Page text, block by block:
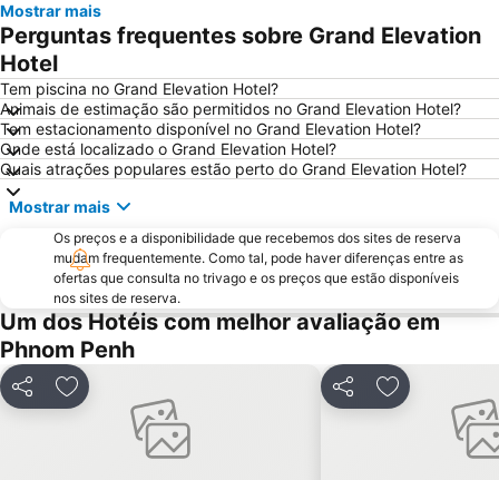
Mostrar mais
Perguntas frequentes sobre Grand Elevation
Hotel
Tem piscina no Grand Elevation Hotel?
Animais de estimação são permitidos no Grand Elevation Hotel?
Tem estacionamento disponível no Grand Elevation Hotel?
Onde está localizado o Grand Elevation Hotel?
Quais atrações populares estão perto do Grand Elevation Hotel?
Mostrar mais
Os preços e a disponibilidade que recebemos dos sites de reserva
mudam frequentemente. Como tal, pode haver diferenças entre as
ofertas que consulta no trivago e os preços que estão disponíveis
nos sites de reserva.
Um dos Hotéis com melhor avaliação em
Phnom Penh
PartilharAdicionar aos favoritos PartilharAdicionar